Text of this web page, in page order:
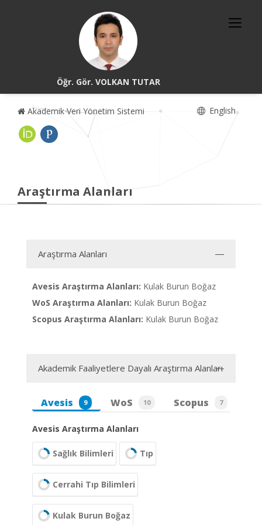
Öğr. Gör. VOLKAN TUTAR
Akademik Veri Yönetim Sistemi English
Araştırma Alanları
Araştırma Alanları
Avesis Araştırma Alanları: Kulak Burun Boğaz
WoS Araştırma Alanları: Kulak Burun Boğaz
Scopus Araştırma Alanları: Kulak Burun Boğaz
Akademik Faaliyetlere Dayalı Araştırma Alanları
Avesis 9 WoS 10 Scopus 7
Avesis Araştırma Alanları
Sağlık Bilimleri Tıp
Cerrahi Tıp Bilimleri
Kulak Burun Boğaz